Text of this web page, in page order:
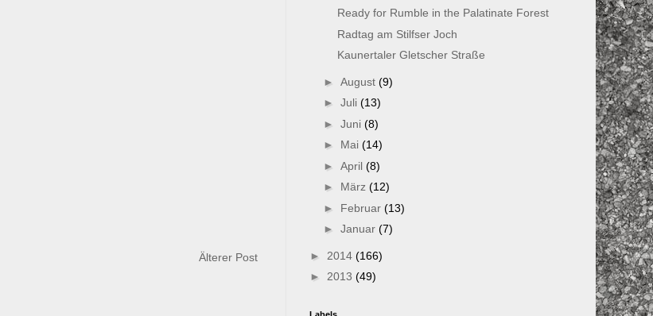
Älterer Post
Ready for Rumble in the Palatinate Forest
Radtag am Stilfser Joch
Kaunertaler Gletscher Straße
► August (9)
► Juli (13)
► Juni (8)
► Mai (14)
► April (8)
► März (12)
► Februar (13)
► Januar (7)
► 2014 (166)
► 2013 (49)
Labels